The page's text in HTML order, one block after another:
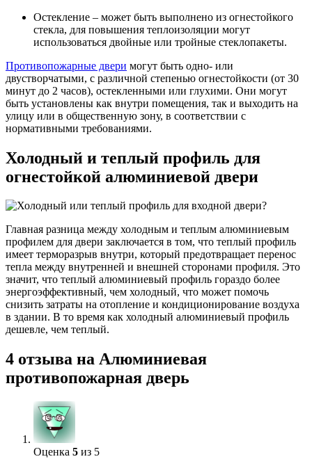
Остекление – может быть выполнено из огнестойкого
стекла, для повышения теплоизоляции могут
использоваться двойные или тройные стеклопакеты.
Противопожарные двери могут быть одно- или
двустворчатыми, с различной степенью огнестойкости (от 30
минут до 2 часов), остекленными или глухими. Они могут
быть установлены как внутри помещения, так и выходить на
улицу или в общественную зону, в соответствии с
нормативными требованиями.
Холодный и теплый профиль для
огнестойкой алюминиевой двери
Главная разница между холодным и теплым алюминиевым
профилем для двери заключается в том, что теплый профиль
имеет терморазрыв внутри, который предотвращает перенос
тепла между внутренней и внешней сторонами профиля. Это
значит, что теплый алюминиевый профиль гораздо более
энергоэффективный, чем холодный, что может помочь
снизить затраты на отопление и кондиционирование воздуха
в здании. В то время как холодный алюминиевый профиль
дешевле, чем теплый.
4 отзыва на Алюминиевая
противопожарная дверь
Оценка 5 из 5